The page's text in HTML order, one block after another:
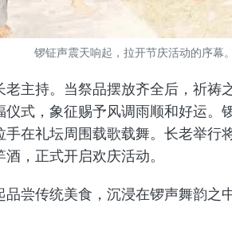
锣钲声震天响起，拉开节庆活动的序幕
老主持。当祭品摆放齐全后，祈祷
式，象征赐予风调雨顺和好运。
在礼坛周围载歌载舞。长老举行
，正式开启欢庆活动。
品尝传统美食，沉浸在锣声舞韵之